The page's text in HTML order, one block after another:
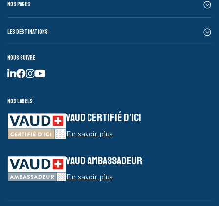
Nos pages
Les destinations
Nous suivre
Nos labels
VAUD CERTIFIÉ D’ICI
En savoir plus
VAUD AMBASSADEUR
En savoir plus